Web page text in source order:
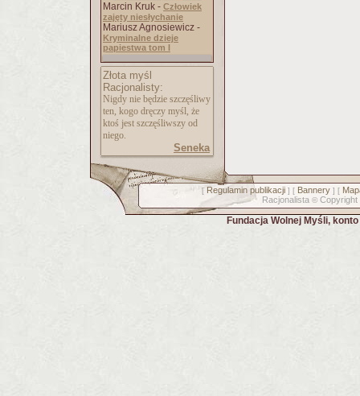
Marcin Kruk - Człowiek
zajęty niesłychanie
Mariusz Agnosiewicz -
Kryminalne dzieje
papiestwa tom I
Złota myśl
Racjonalisty:
Nigdy nie będzie szczęśliwy
ten, kogo dręczy myśl, że
ktoś jest szczęśliwszy od
niego.
Seneka
[ Regulamin publikacji] [ Bannery] [
Racjonalista © Copyright
Fundacja Wolnej Myśli,